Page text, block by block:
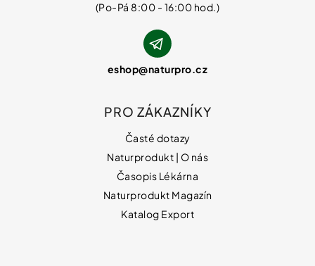
eshop@naturpro.cz
PRO ZÁKAZNÍKY
Časté dotazy
Naturprodukt | O nás
Časopis Lékárna
Naturprodukt Magazín
Katalog Export